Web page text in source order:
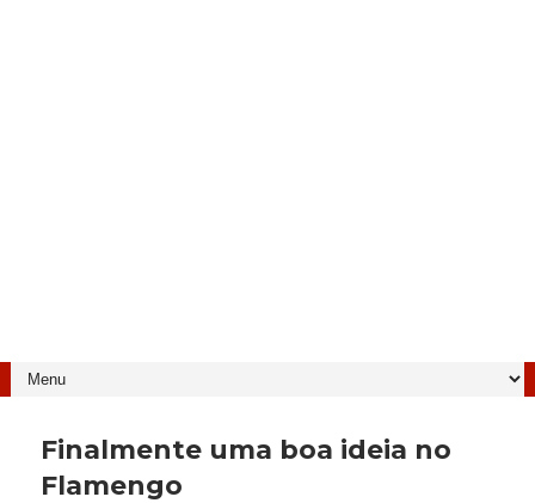
Finalmente uma boa ideia no
Flamengo